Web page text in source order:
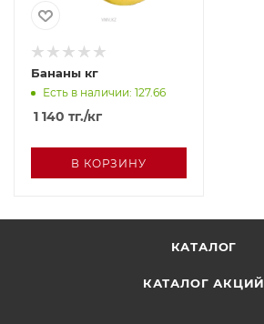
Бананы кг
Есть в наличии: 127.66
1 140 тг./кг
В КОРЗИНУ
КАТАЛОГ
КАТАЛОГ АКЦИЙ